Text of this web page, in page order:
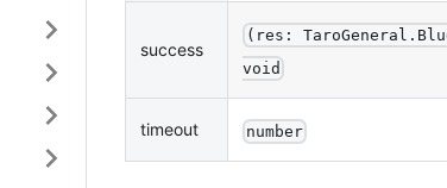
success
(res:
void
timeout number